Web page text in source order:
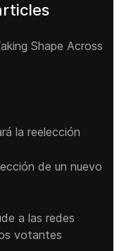
Shape Across
la reelección
de un nuevo
a las redes
votantes